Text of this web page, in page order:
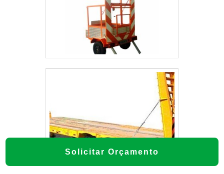
Solicitar Orçamento